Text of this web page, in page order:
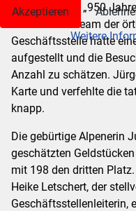
Straßenfestes „950
Zahlen. Das Team der
Geschäftsstelle hatte
aufgestellt und die
Anzahl zu schätzen.
Karte und verfehlte die
knapp.
Die gebürtige Alpenerin
geschätzten
mit 198 den dritten
Heike Letschert, der
Geschäftsstellenleiterin,
Akzeptieren
Weitere